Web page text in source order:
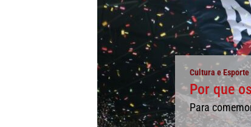
Cultura e Esporte
Por que
Para